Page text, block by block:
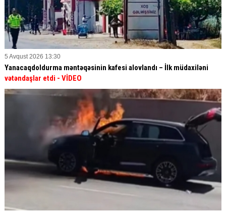
5 Avqust 2026 13:30
Yanacaqdoldurma məntəqəsinin kafesi alovlandı – İlk müdaxiləni
vətəndaşlar etdi - VİDEO